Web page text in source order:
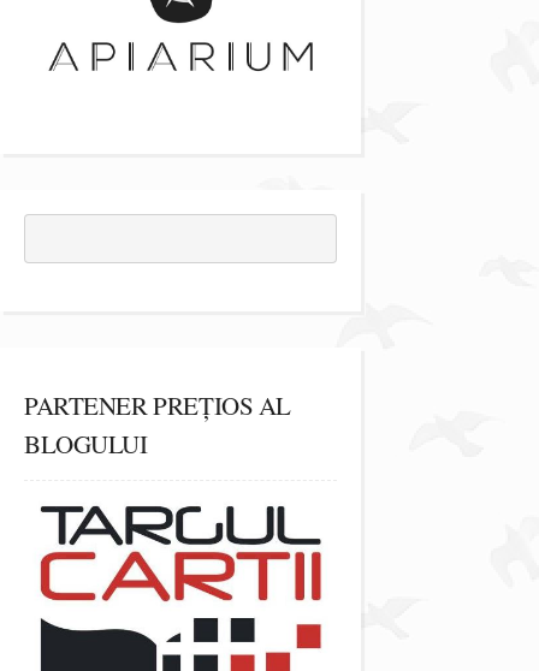
PARTENER PREȚIOS AL
BLOGULUI